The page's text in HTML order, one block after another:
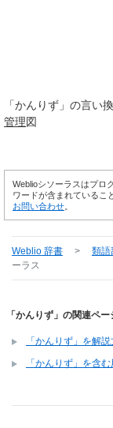
「かんりず 」の言い
管理図
Weblioシソーラスはプロ
ワードが含まれているこ
お問い合わせ
Weblio 辞書 > 類語
ーラス
「かんりず」の関連ペー
「かんりず」を解
「かんりず」を含む